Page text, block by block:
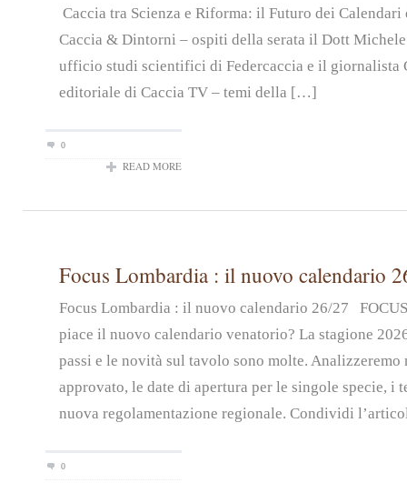
Caccia tra Scienza e Riforma: il Futuro dei Calendari
Caccia & Dintorni – ospiti della serata il Dott
ufficio studi scientifici di Federcaccia e il giornalista
editoriale di Caccia TV – temi della […]
0
READ MORE
Focus Lombardia : il nuovo calendario
Focus Lombardia : il nuovo calendario 26/27
piace il nuovo calendario venatorio? La stagione
passi e le novità sul tavolo sono molte.
approvato, le date di apertura per le singole specie, i
nuova regolamentazione regionale. Condividi
0